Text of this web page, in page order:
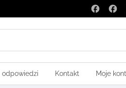
odpowiedzi Kontakt Moje